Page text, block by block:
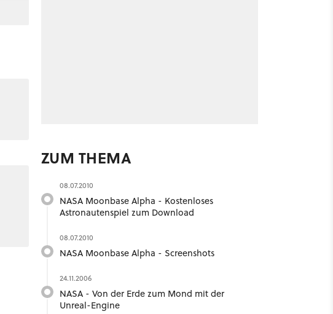
ZUM THEMA
08.07.2010
NASA Moonbase Alpha - Kostenloses
Astronautenspiel zum Download
08.07.2010
NASA Moonbase Alpha - Screenshots
24.11.2006
NASA - Von der Erde zum Mond mit der
Unreal-Engine